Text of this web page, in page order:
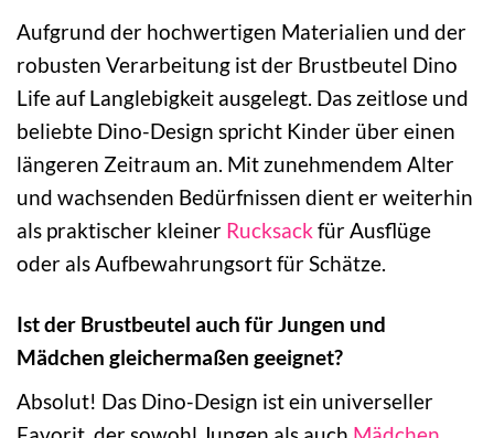
Aufgrund der hochwertigen Materialien und der
robusten Verarbeitung ist der Brustbeutel Dino
Life auf Langlebigkeit ausgelegt. Das zeitlose und
beliebte Dino-Design spricht Kinder über einen
längeren Zeitraum an. Mit zunehmendem Alter
und wachsenden Bedürfnissen dient er weiterhin
als praktischer kleiner Rucksack für Ausflüge
oder als Aufbewahrungsort für Schätze.
Ist der Brustbeutel auch für Jungen und
Mädchen gleichermaßen geeignet?
Absolut! Das Dino-Design ist ein universeller